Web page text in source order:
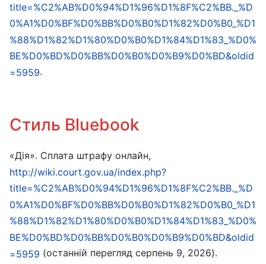
title=%C2%AB%D0%94%D1%96%D1%8F%C2%BB._%D
0%A1%D0%BF%D0%BB%D0%B0%D1%82%D0%B0_%D1
%88%D1%82%D1%80%D0%B0%D1%84%D1%83_%D0%
BE%D0%BD%D0%BB%D0%B0%D0%B9%D0%BD&oldid
=5959.
Стиль Bluebook
«Дія». Сплата штрафу онлайн,
http://wiki.court.gov.ua/index.php?
title=%C2%AB%D0%94%D1%96%D1%8F%C2%BB._%D
0%A1%D0%BF%D0%BB%D0%B0%D1%82%D0%B0_%D1
%88%D1%82%D1%80%D0%B0%D1%84%D1%83_%D0%
BE%D0%BD%D0%BB%D0%B0%D0%B9%D0%BD&oldid
=5959 (останній перегляд серпень 9, 2026).